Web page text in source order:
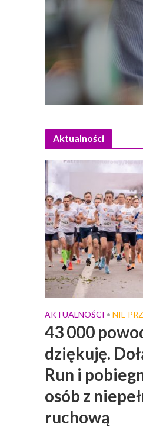
Aktualności
AKTUALNOŚCI • NIE
43 000
dziękuję.
Run i
osób z
ruchową